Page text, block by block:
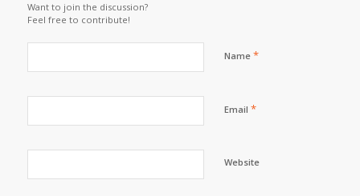
Want to join the discussion?
Feel free to contribute!
Name *
Email *
Website